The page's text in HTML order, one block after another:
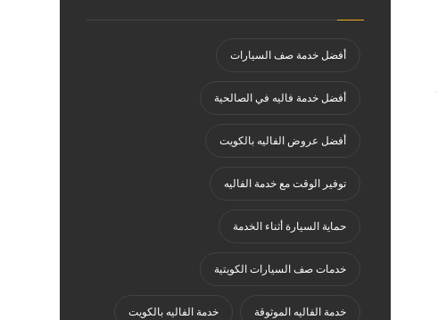
أفضل خدمة صف السيارات
أفضل خدمة فاليه في الصالحية
أفضل عروض الفاليه بالكويت
توفير الوقت مع خدمة الفاليه
حماية السيارة أثناء الخدمة
خدمات صف السيارات الكويتية
خدمة الفاليه الموثوقة خدمة الفاليه بالكويت